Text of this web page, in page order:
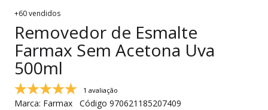
+60 vendidos
Removedor de Esmalte
Farmax Sem Acetona Uva
500ml
1 avaliação
Marca: Farmax Código 970621185207409